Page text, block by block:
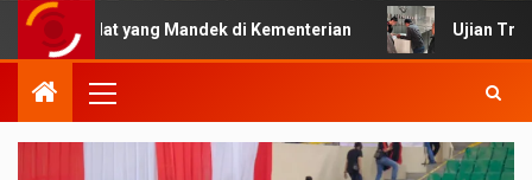
yang Mandek di Kementerian Ujian Transparansi